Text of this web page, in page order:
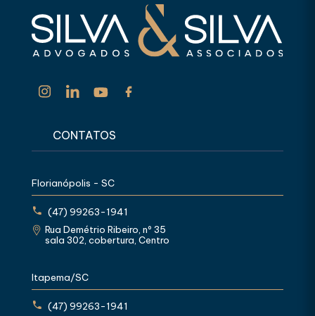
CONTATOS
Florianópolis - SC
(47) 99263-1941
Rua Demétrio Ribeiro, nº 35
sala 302, cobertura, Centro
Itapema/SC
(47) 99263-1941